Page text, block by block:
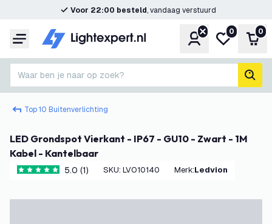
Voor 22:00 besteld, vandaag verstuurd
Menu Account
Mijn
0 0
Waar ben je naar op zoek?
Top 10 Buitenverlichting
LED Grondspot Vierkant - IP67 - GU10 - Zwart - 1M
Kabel - Kantelbaar
5 score sterren5.0 (1) SKU: LVO10140 Merk: Ledvion